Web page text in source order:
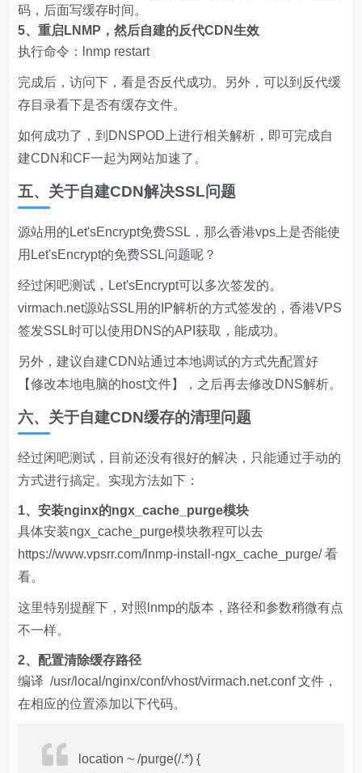
码，后面写缓存时间。
5、重启LNMP，然后自建的反代CDN生效
执行命令：lnmp restart
完成后，访问下，看是否反代成功。另外，可以到反代缓
存目录看下是否有缓存文件。
如何成功了，到DNSPOD上进行相关解析，即可完成自
建CDN和CF一起为网站加速了。
五、关于自建CDN解决SSL问题
源站用的Let'sEncrypt免费SSL，那么香港vps上是否能使
用Let'sEncrypt的免费SSL问题呢？
经过闲吧测试，Let'sEncrypt可以多次签发的。
virmach.net源站SSL用的IP解析的方式签发的，香港VPS
签发SSL时可以使用DNS的API获取，能成功。
另外，建议自建CDN站通过本地调试的方式先配置好
【修改本地电脑的host文件】，之后再去修改DNS解析。
六、关于自建CDN缓存的清理问题
经过闲吧测试，目前还没有很好的解决，只能通过手动的
方式进行搞定。实现方法如下：
1、安装nginx的ngx_cache_purge模块
具体安装ngx_cache_purge模块教程可以去
https://www.vpsrr.com/lnmp-install-ngx_cache_purge/ 看
看。
这里特别提醒下，对照lnmp的版本，路径和参数稍微有点
不一样。
2、配置清除缓存路径
编译 /usr/local/nginx/conf/vhost/virmach.net.conf 文件，
在相应的位置添加以下代码。
location ~ /purge(/.*) {